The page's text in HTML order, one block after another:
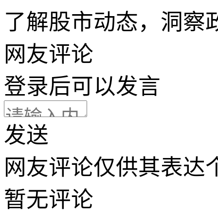
了解股市动态，洞察
网友评论
登录后可以发言
发送
网友评论仅供其表达
暂无评论